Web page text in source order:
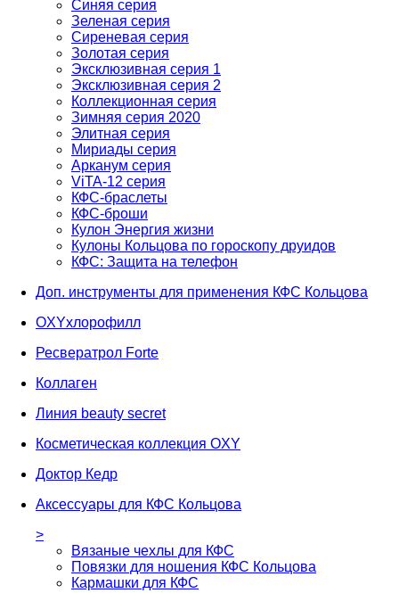
Синяя серия
Зеленая серия
Сиреневая серия
Золотая серия
Эксклюзивная серия 1
Эксклюзивная серия 2
Коллекционная серия
Зимняя серия 2020
Элитная серия
Мириады серия
Арканум серия
ViTA-12 серия
КФС-браслеты
КФС-броши
Кулон Энергия жизни
Кулоны Кольцова по гороскопу друидов
КФС: Защита на телефон
Доп. инструменты для применения КФС Кольцова
OXYхлорофилл
Ресвератрол Forte
Коллаген
Линия beauty secret
Косметическая коллекция OXY
Доктор Кедр
Аксессуары для КФС Кольцова
>
Вязаные чехлы для КФС
Повязки для ношения КФС Кольцова
Кармашки для КФС